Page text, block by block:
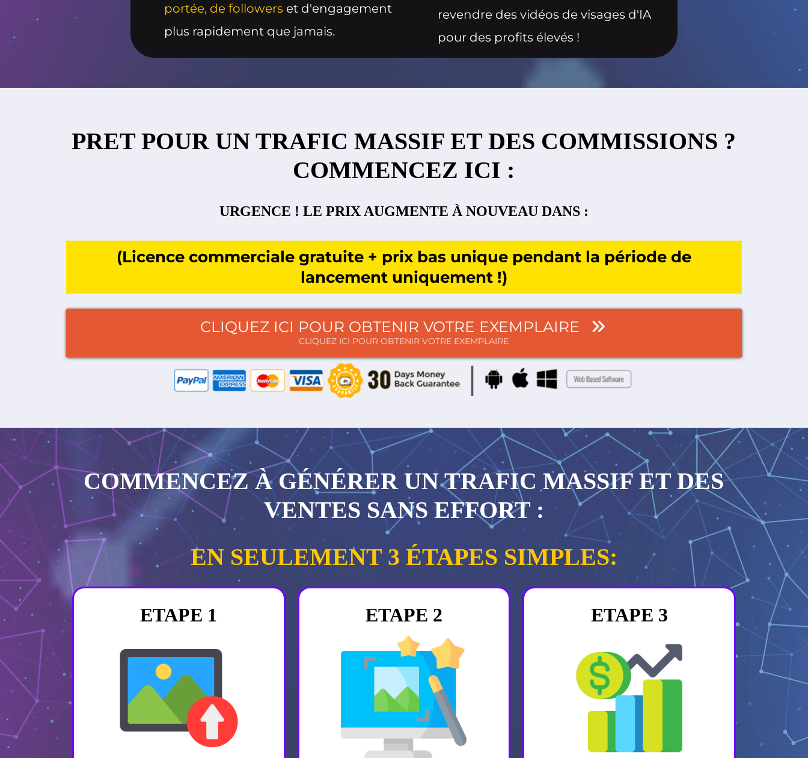
portée, de followers et d'engagement
plus rapidement que jamais.
revendre des vidéos de visages d'IA
pour des profits élevés !
PRET POUR UN TRAFIC MASSIF ET DES COMMISSIONS ?
COMMENCEZ ICI :
URGENCE ! LE PRIX AUGMENTE À NOUVEAU DANS :
(Licence commerciale gratuite + prix bas unique pendant la période de
lancement uniquement !)
CLIQUEZ ICI POUR OBTENIR VOTRE EXEMPLAIRE
CLIQUEZ ICI POUR OBTENIR VOTRE EXEMPLAIRE
COMMENCEZ À GÉNÉRER UN TRAFIC MASSIF ET DES
VENTES SANS EFFORT :
EN SEULEMENT 3 ÉTAPES SIMPLES:
ETAPE 1 ETAPE 2 ETAPE 3